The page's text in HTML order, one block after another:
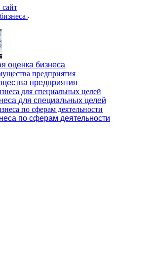
оценка бизнеса
предприятия
для специальных целей
по сферам деятельности